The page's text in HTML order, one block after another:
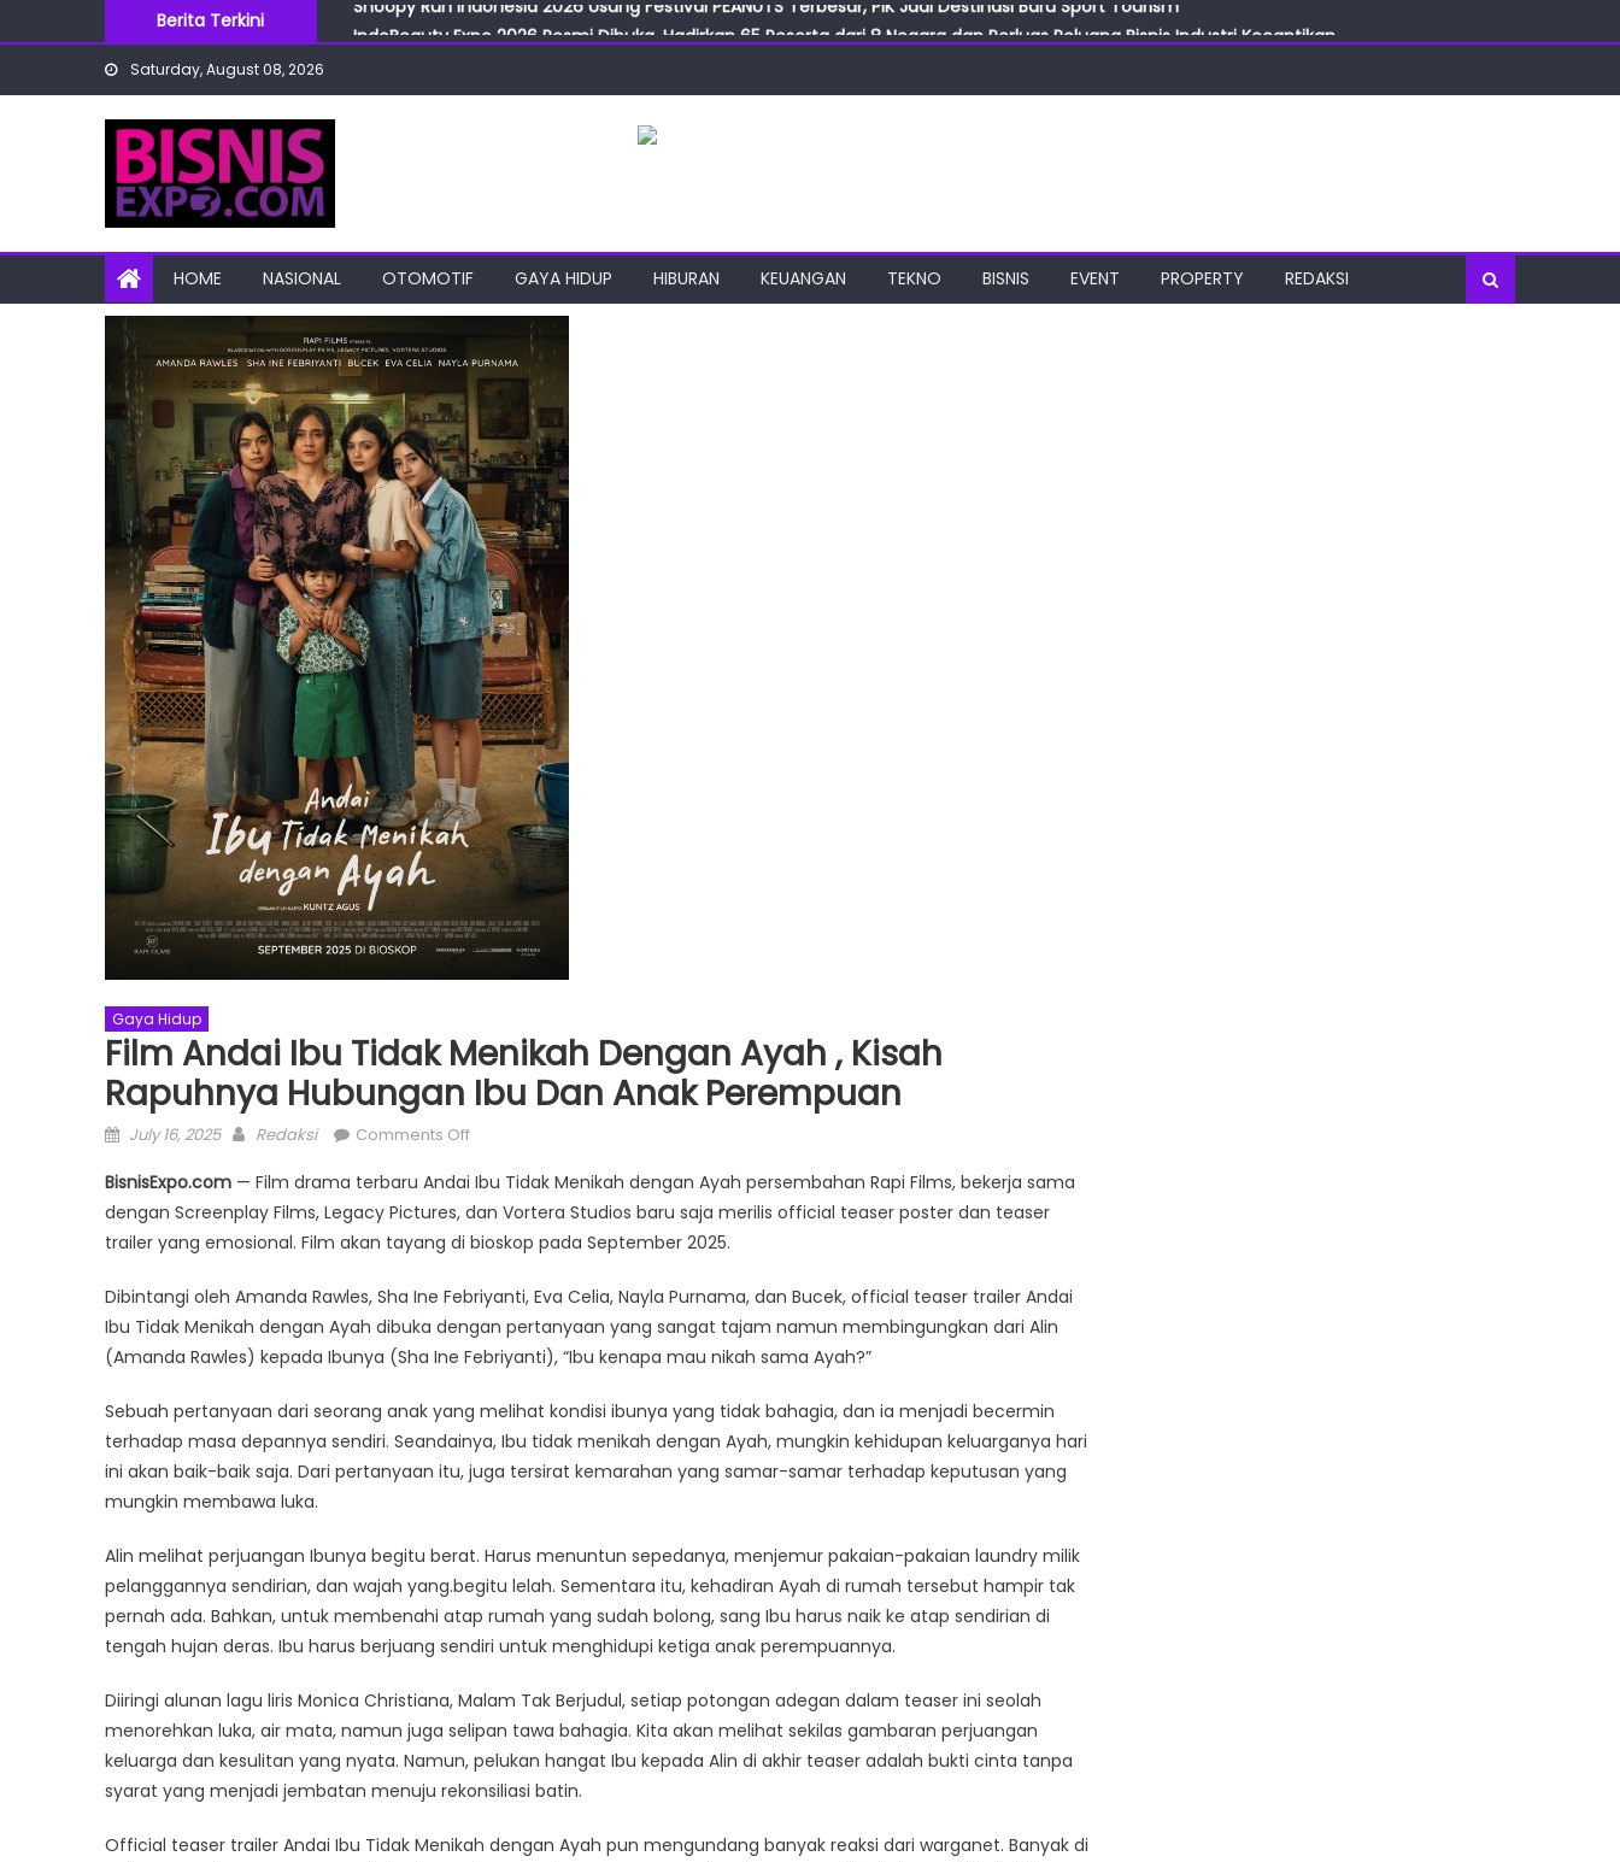
to
Berita Terkini
IndoBeauty Expo 2026 Resmi Dibuka, Hadirkan 65 Peserta dari 8 Negara dan Perluas Peluang Bisnis Industri Kecantikan
Snoopy Run Indonesia 2026 Usung Festival PEANUTS Terbesar, PIK Jadi Destinasi Baru Sport Tourism
Saturday, August 08, 2026
HOME NASIONAL OTOMOTIF GAYA HIDUP HIBURAN KEUANGAN TEKNO BISNIS EVENT PROPERTY REDAKSI
Gaya Hidup
Film Andai Ibu Tidak Menikah Dengan Ayah , Kisah
Rapuhnya Hubungan Ibu Dan Anak Perempuan
Posted
July 16, 2025 Author
Redaksi Comments Offon
Andai
Ibu
Tidak
dengan
Ayah
,
Rapuhnya
Hubungan
Ibu
Perempuan
BisnisExpo.com — Film drama terbaru Andai Ibu Tidak Menikah dengan Ayah persembahan Rapi Films, bekerja sama
dengan Screenplay Films, Legacy Pictures, dan Vortera Studios baru saja merilis official teaser poster dan teaser
trailer yang emosional. Film akan tayang di bioskop pada September 2025.
Dibintangi oleh Amanda Rawles, Sha Ine Febriyanti, Eva Celia, Nayla Purnama, dan Bucek, official teaser trailer Andai
Ibu Tidak Menikah dengan Ayah dibuka dengan pertanyaan yang sangat tajam namun membingungkan dari Alin
(Amanda Rawles) kepada Ibunya (Sha Ine Febriyanti), “Ibu kenapa mau nikah sama Ayah?”
Sebuah pertanyaan dari seorang anak yang melihat kondisi ibunya yang tidak bahagia, dan ia menjadi becermin
terhadap masa depannya sendiri. Seandainya, Ibu tidak menikah dengan Ayah, mungkin kehidupan keluarganya hari
ini akan baik-baik saja. Dari pertanyaan itu, juga tersirat kemarahan yang samar-samar terhadap keputusan yang
mungkin membawa luka.
Alin melihat perjuangan Ibunya begitu berat. Harus menuntun sepedanya, menjemur pakaian-pakaian laundry milik
pelanggannya sendirian, dan wajah yang.begitu lelah. Sementara itu, kehadiran Ayah di rumah tersebut hampir tak
pernah ada. Bahkan, untuk membenahi atap rumah yang sudah bolong, sang Ibu harus naik ke atap sendirian di
tengah hujan deras. Ibu harus berjuang sendiri untuk menghidupi ketiga anak perempuannya.
Diiringi alunan lagu liris Monica Christiana, Malam Tak Berjudul, setiap potongan adegan dalam teaser ini seolah
menorehkan luka, air mata, namun juga selipan tawa bahagia. Kita akan melihat sekilas gambaran perjuangan
keluarga dan kesulitan yang nyata. Namun, pelukan hangat Ibu kepada Alin di akhir teaser adalah bukti cinta tanpa
syarat yang menjadi jembatan menuju rekonsiliasi batin.
Official teaser trailer Andai Ibu Tidak Menikah dengan Ayah pun mengundang banyak reaksi dari warganet. Banyak di